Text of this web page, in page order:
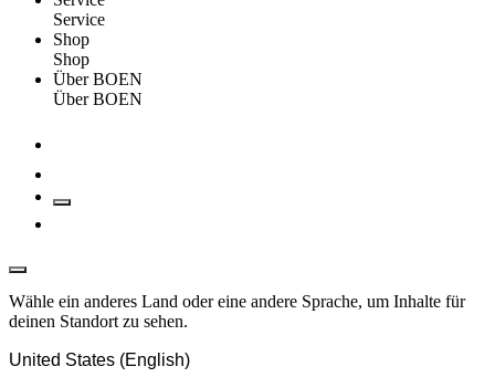
Service
Shop
Shop
Über BOEN
Über BOEN
Wähle ein anderes Land oder eine andere Sprache, um Inhalte für
deinen Standort zu sehen.
United States (English)